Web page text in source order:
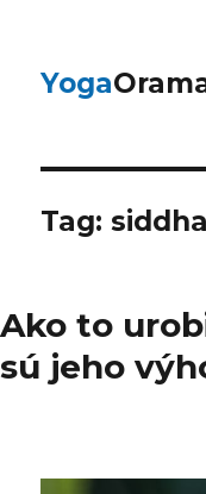
Yoga
Tag:
Ako to
sú jeho